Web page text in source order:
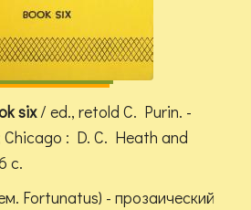
six/ ed., retold C. Purin. -
: D. C. Heath and
с.
Fortunatus) - прозаический